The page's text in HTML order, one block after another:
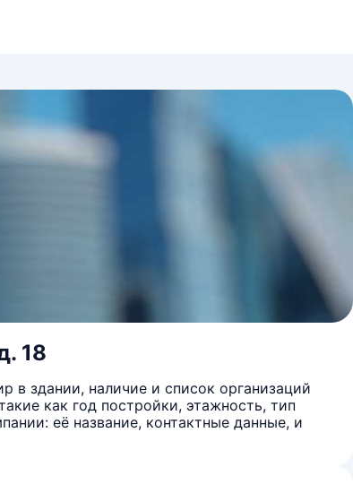
18
здании, наличие и список организаций
как год постройки, этажность, тип
её название, контактные данные, и